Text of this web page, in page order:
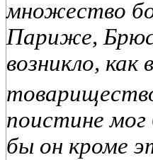
множество
Париже,
возникло, как
поистине мог
бы он кроме